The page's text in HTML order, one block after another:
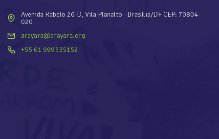
Avenida Rabelo 26-D, Vila Planalto - Brasília/DF CEP: 70804-
020
arayara@arayara.org
+55 61 999335152